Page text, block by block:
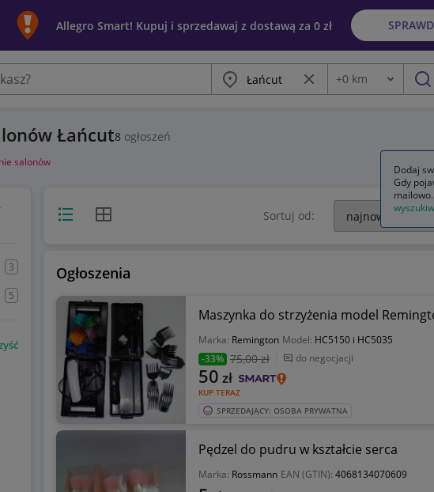
Allegro Smart! Kupuj i sprzedawaj z dostawą za 0 zł
Miasto Wyczyść frazę
Odległość
+0 km
Łańcut8 ogłoszeń
salonów
3
5
Widok listyWidok siatki Sortuj od:
Ogłoszenia
Maszynka do strzyżenia model
Marka: Remington Model: HC5150 i HC5035
-33% 75,00 zł do negocjacji
KUP TERAZ
50 zł
SPRZEDAJĄCY: OSOBA PRYWATNA
Pędzel do pudru w kształcie serca
Marka: Rossmann EAN (GTIN): 4068134070609
Dodaj
Gdy